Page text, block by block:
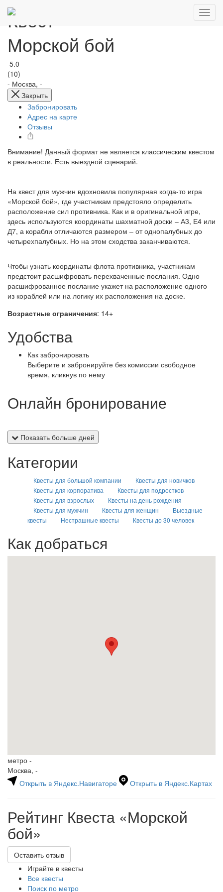
Квест
Морской бой
5.0
(10)
- Москва, -
Закрыть
Забронировать
Адрес на карте
Отзывы
Внимание! Данный формат не является классическим квестом
в реальности. Есть выездной сценарий.
На квест для мужчин вдохновила популярная когда-то игра
«Морской бой», где участникам предстояло определить
расположение сил противника. Как и в оригинальной игре,
здесь используются координаты шахматной доски – А3, Е4 или
Д7, а корабли отличаются размером – от однопалубных до
четырехпалубных. Но на этом сходства заканчиваются.
Чтобы узнать координаты флота противника, участникам
предстоит расшифровать перехваченные послания. Одно
расшифрованное послание укажет на расположение одного
из кораблей или на логику их расположения на доске.
Возрастные ограничения: 14+
Удобства
Как забронировать
Выберите и забронируйте без комиссии свободное
время, кликнув по нему
Онлайн бронирование
Показать больше дней
Категории
Квесты для большой компании
Квесты для новичков
Квесты для корпоратива
Квесты для подростков
Квесты для взрослых
Квесты на день рождения
Квесты для мужчин
Квесты для женщин
Выездные
квесты
Нестрашные квесты Квесты до 30 человек
Как добраться
метро -
Москва, -
Открыть в Яндекс.Навигаторе
Открыть в Яндекс.Картах
Рейтинг Квеста «Морской
бой»
Оставить отзыв
Играйте в квесты
Все квесты
Поиск по метро